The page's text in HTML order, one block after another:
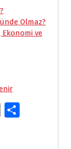
Olmaz?
Ekonomi ve